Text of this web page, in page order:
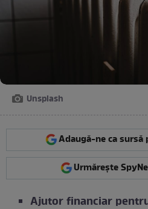
Unsplash
Adaugă-ne ca sursă
Urmărește
Ajutor financiar